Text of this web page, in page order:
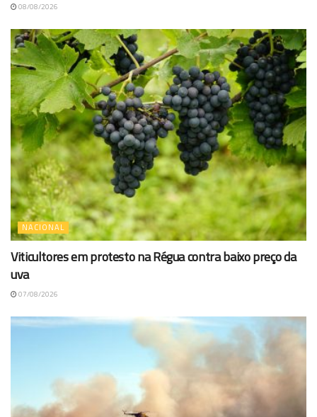
08/08/2026
NACIONAL
Viticultores em protesto na Régua contra baixo preço da
uva
07/08/2026